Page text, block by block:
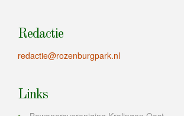
Redactie
redactie@rozenburgpark.nl
Links